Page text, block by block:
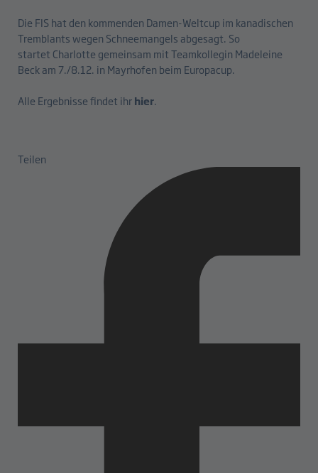
Die FIS hat den kommenden Damen-Weltcup im kanadischen
Tremblants wegen Schneemangels abgesagt. So
startet Charlotte gemeinsam mit Teamkollegin Madeleine
Beck am 7./8.12. in Mayrhofen beim Europacup.
Alle Ergebnisse findet ihrhier.
Teilen